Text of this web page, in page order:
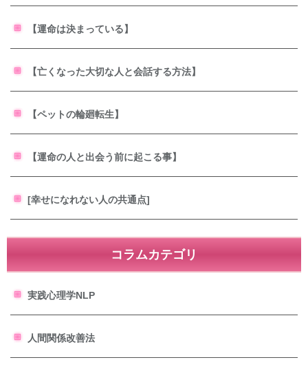
【運命は決まっている】
【亡くなった大切な人と会話する方法】
【ペットの輪廻転生】
【運命の人と出会う前に起こる事】
[幸せになれない人の共通点]
コラムカテゴリ
実践心理学NLP
人間関係改善法